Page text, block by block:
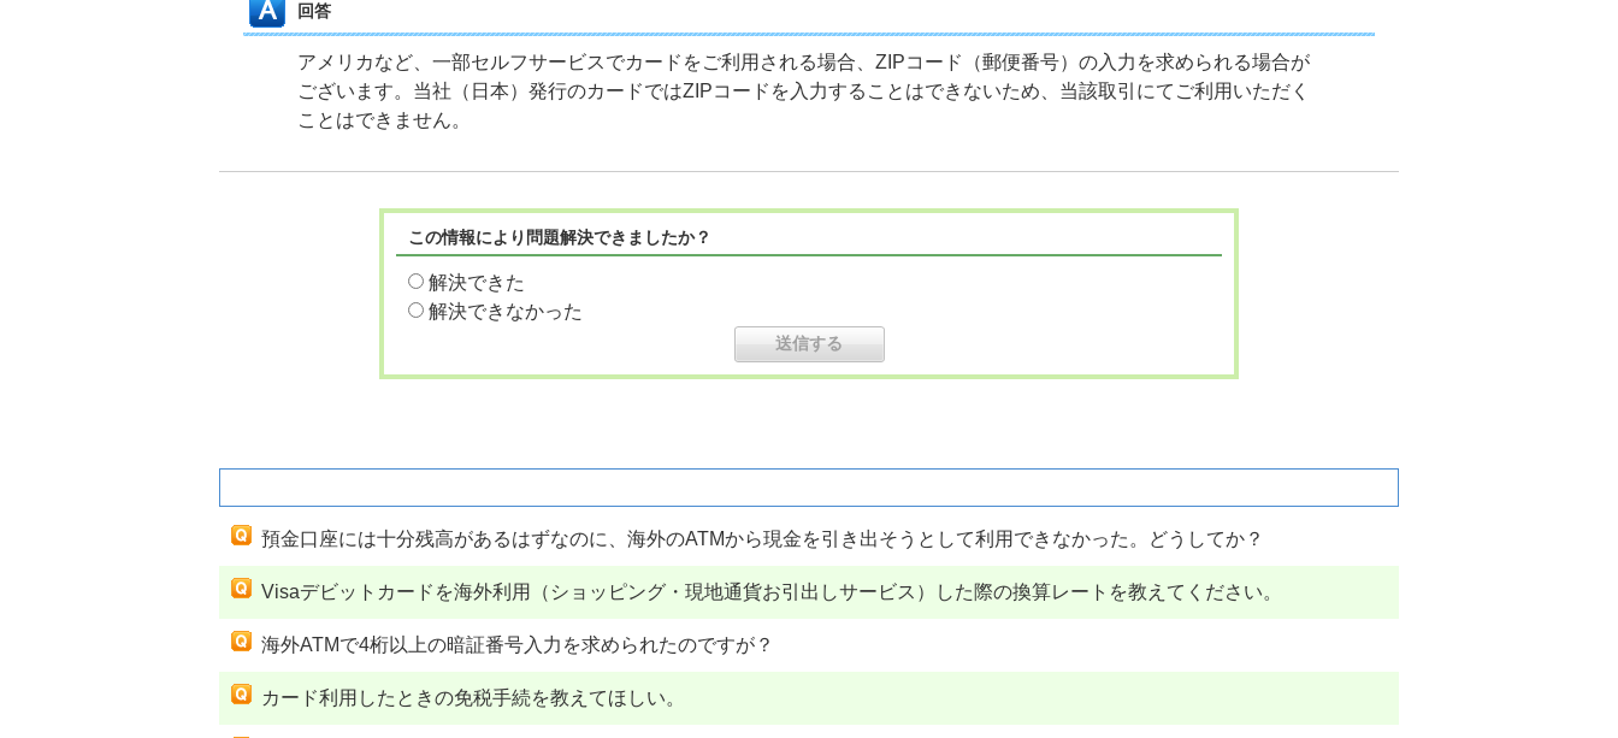
回答
アメリカなど、一部セルフサービスでカードをご利用される場合、ZIPコード（郵便番号）の入力を求められる場合が
ございます。当社（日本）発行のカードではZIPコードを入力することはできないため、当該取引にてご利用いただく
ことはできません。
この情報により問題解決できましたか？
解決できた
解決できなかった
預金口座には十分残高があるはずなのに、海外のATMから現金を引き出そうとして利用できなかった。どうしてか？
Visaデビットカードを海外利用（ショッピング・現地通貨お引出しサービス）した際の換算レートを教えてください。
海外ATMで4桁以上の暗証番号入力を求められたのですが？
カード利用したときの免税手続を教えてほしい。